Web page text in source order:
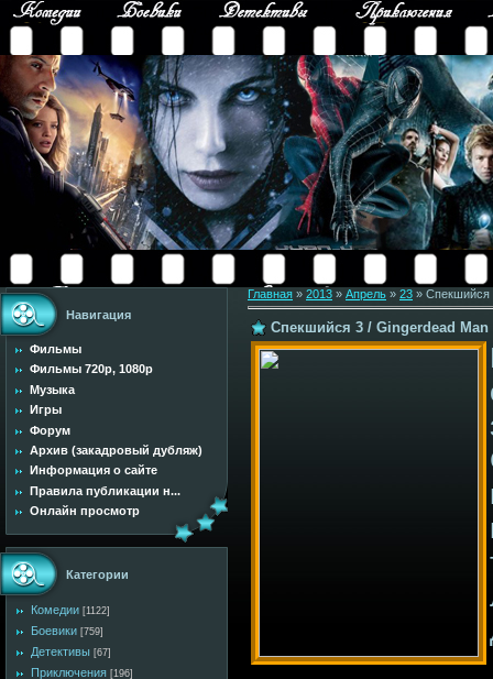
Навигация
Фильмы
Фильмы 720p, 1080p
Музыка
Игры
Форум
Архив (закадровый дубляж)
Информация о сайте
Правила публикации н...
Онлайн просмотр
Категории
Комедии [1122]
Боевики [759]
Детективы [67]
Приключения [196]
Главная » 2013 » Апрель » 23 » Спекшийся
Спекшийся 3 / Gingerdead Man